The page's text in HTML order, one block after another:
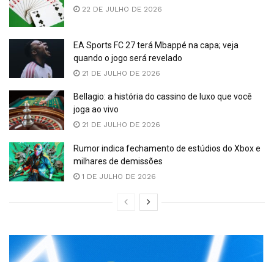
22 DE JULHO DE 2026
EA Sports FC 27 terá Mbappé na capa; veja
quando o jogo será revelado
21 DE JULHO DE 2026
Bellagio: a história do cassino de luxo que você
joga ao vivo
21 DE JULHO DE 2026
Rumor indica fechamento de estúdios do Xbox e
milhares de demissões
1 DE JULHO DE 2026